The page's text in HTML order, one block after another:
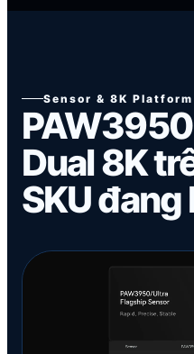
Sensor & 8K Platform
Dual 8K
SKU đang